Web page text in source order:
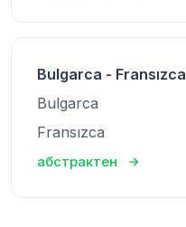
Bulgarca - Fransızca
Bulgarca
Fransızca
абстрактен